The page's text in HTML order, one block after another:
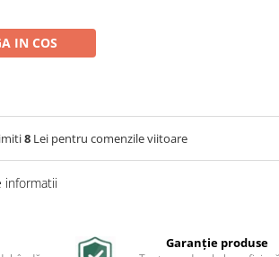
IN COS
8 Lei pentru comenzile viitoare
informatii
Garanție produse